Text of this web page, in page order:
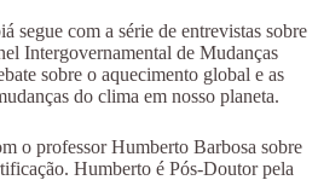
segue com a série de entrevistas sobre
Intergovernamental de Mudanças
sobre o aquecimento global e as
do clima em nosso planeta.
o professor Humberto Barbosa sobre
Humberto é Pós-Doutor pela